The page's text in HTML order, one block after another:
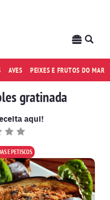
AVES PEIXES E FRUTOS DO MAR
gratinada
aqui!
E PETISCOS